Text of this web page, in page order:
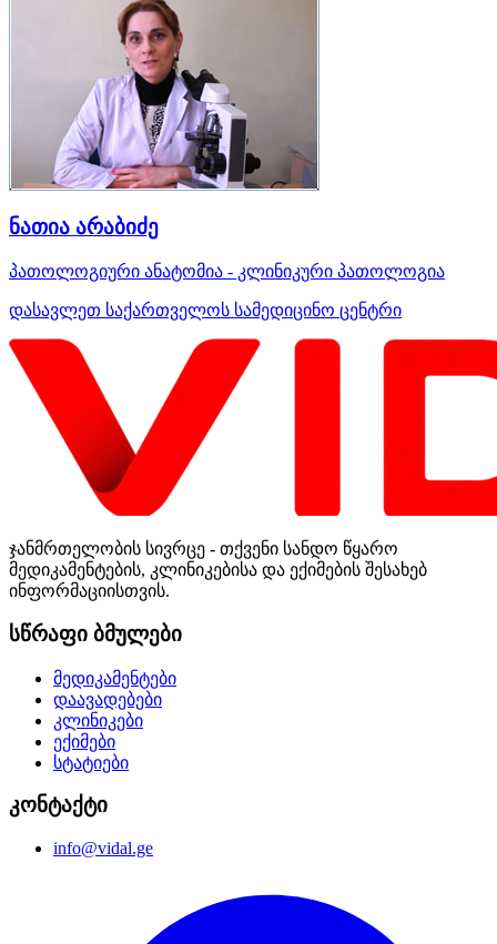
ნათია არაბიძე
პათოლოგიური ანატომია - კლინიკური პათოლოგია
დასავლეთ საქართველოს სამედიცინო ცენტრი
ჯანმრთელობის სივრცე - თქვენი სანდო წყარო
მედიკამენტების, კლინიკებისა და ექიმების შესახებ
ინფორმაციისთვის.
სწრაფი ბმულები
მედიკამენტები
დაავადებები
კლინიკები
ექიმები
სტატიები
კონტაქტი
info@vidal.ge